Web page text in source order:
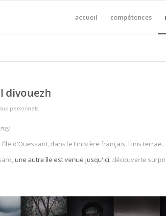
accueil compétences
divouezh
personnels
d'Ouessant, dans le Finistère français. Finis terrae.
une autre île est venue jusqu'ici, découverte